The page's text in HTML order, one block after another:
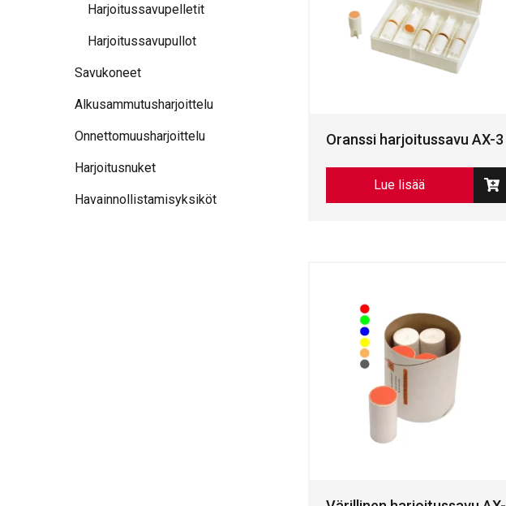
Harjoitussavupelletit
Harjoitussavupullot
Savukoneet
Alkusammutusharjoittelu
Onnettomuusharjoittelu
Harjoitusnuket
Havainnollistamisyksiköt
Oranssi harjoitussavu AX-3
Lue lisää